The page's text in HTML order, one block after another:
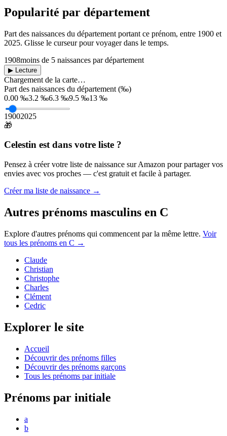
Popularité par département
Part des naissances du département portant ce prénom, entre 1900 et
2025. Glisse le curseur pour voyager dans le temps.
1908moins de 5 naissances par département
▶ Lecture
Chargement de la carte…
Part des naissances du département (‰)
0.00 ‰3.2 ‰6.3 ‰9.5 ‰13 ‰
19002025
🎁
Celestin est dans votre liste ?
Pensez à créer votre liste de naissance sur Amazon pour partager vos
envies avec vos proches — c'est gratuit et facile à partager.
Créer ma liste de naissance →
Autres prénoms masculins en C
Explore d'autres prénoms qui commencent par la même lettre. Voir
tous les prénoms en C →
Claude
Christian
Christophe
Charles
Clément
Cedric
Explorer le site
Accueil
Découvrir des prénoms filles
Découvrir des prénoms garçons
Tous les prénoms par initiale
Prénoms par initiale
a
b